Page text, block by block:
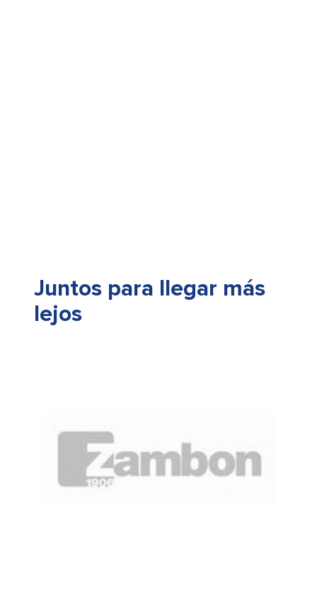
Juntos para llegar más
lejos